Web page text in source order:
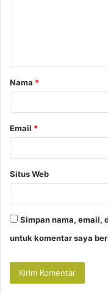
a
r
Nama *
Email *
Situs Web
Simpan nama, email,
untuk komentar saya